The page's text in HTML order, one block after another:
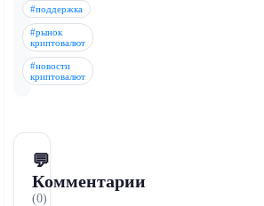
#поддержка
#рынок
криптовалют
#новости
криптовалют
💬
Комментарии
(0)